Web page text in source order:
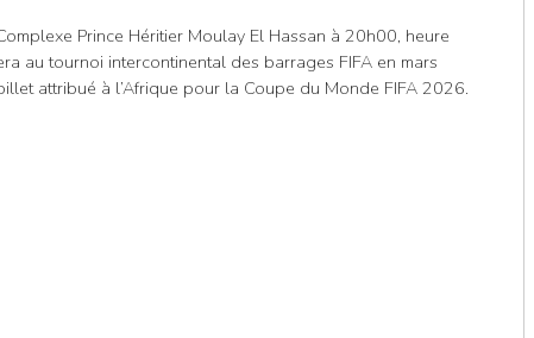
Prince Héritier Moulay El Hassan à 20h00, heure
au tournoi intercontinental des barrages FIFA en mars
attribué à l’Afrique pour la Coupe du Monde FIFA 2026.